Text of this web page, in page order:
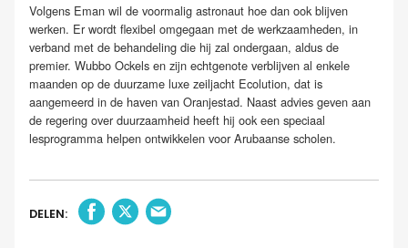
Volgens Eman wil de voormalig astronaut hoe dan ook blijven
werken. Er wordt flexibel omgegaan met de werkzaamheden, in
verband met de behandeling die hij zal ondergaan, aldus de
premier. Wubbo Ockels en zijn echtgenote verblijven al enkele
maanden op de duurzame luxe zeiljacht Ecolution, dat is
aangemeerd in de haven van Oranjestad. Naast advies geven aan
de regering over duurzaamheid heeft hij ook een speciaal
lesprogramma helpen ontwikkelen voor Arubaanse scholen.
DELEN: